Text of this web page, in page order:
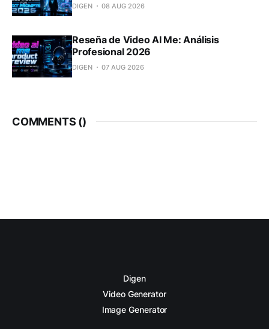
DIGEN 08 AUG 2026
Reseña de Video AI Me: Análisis
Profesional 2026
DIGEN 07 AUG 2026
COMMENTS ()
Digen
Video Generator
Image Generator